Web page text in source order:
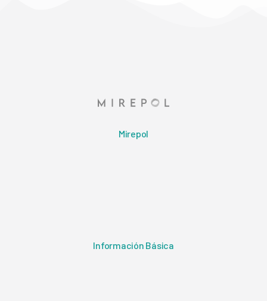
Mirepol
Información Básica